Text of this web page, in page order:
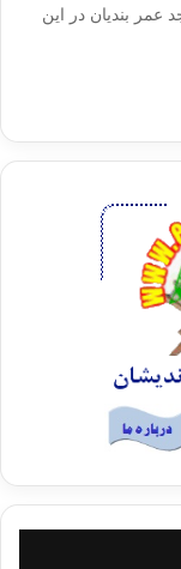
بندیان در این